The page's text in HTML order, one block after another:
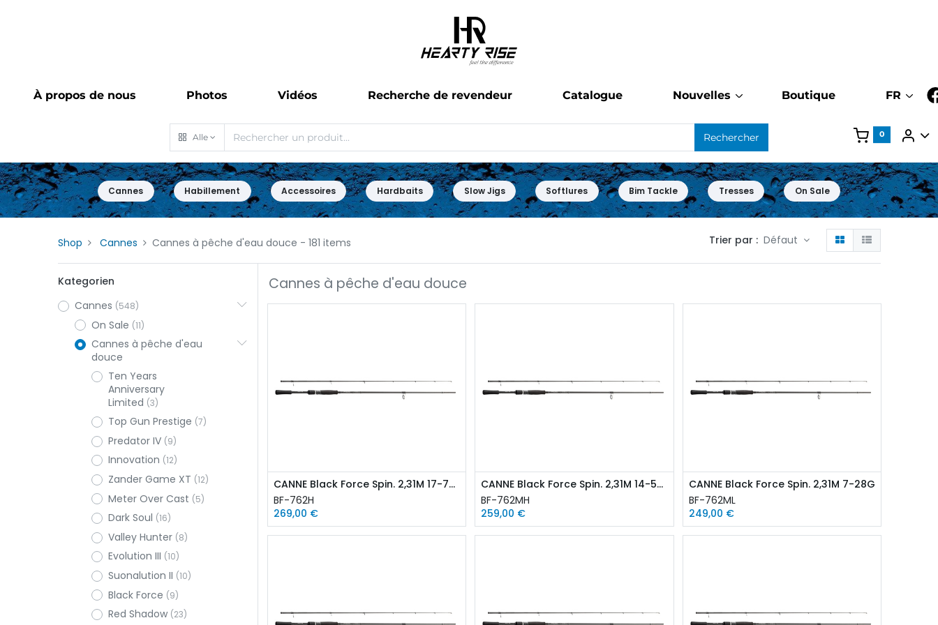
À propos de nous Photos Vidéos Recherche de revendeur Catalogue Nouvelles Boutique FR
Alle Rechercher 0
Cannes Habillement Accessoires Hardbaits Slow Jigs Softlures Bim Tackle Tresses On Sale
Shop Cannes Cannes à pêche d'eau douce - 181 items Trier par : Défaut
Kategorien
Cannes (548)
On Sale (11)
Cannes à pêche d'eau
douce
Ten Years
Anniversary
Limited (3)
Top Gun Prestige (7)
Predator IV (9)
Innovation (12)
Zander Game XT (12)
Meter Over Cast (5)
Dark Soul (16)
Valley Hunter (8)
Evolution III (10)
Suonalution II (10)
Black Force (9)
Red Shadow (23)
Cannes à pêche d'eau douce
CANNE Black Force Spin. 2,31M 17-70G
BF-762H
269,00 €
CANNE Black Force Spin. 2,31M 14-56G
BF-762MH
259,00 €
CANNE Black Force Spin. 2,31M 7-28G
BF-762ML
249,00 €